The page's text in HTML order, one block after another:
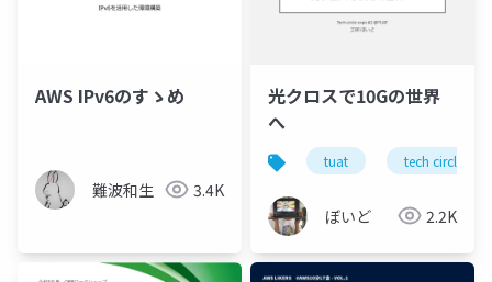
AWS IPv6のすゝめ
難波和生 3.4K
光クロスで10Gの世界
へ
tuat tech circle
ぼいど 2.2K